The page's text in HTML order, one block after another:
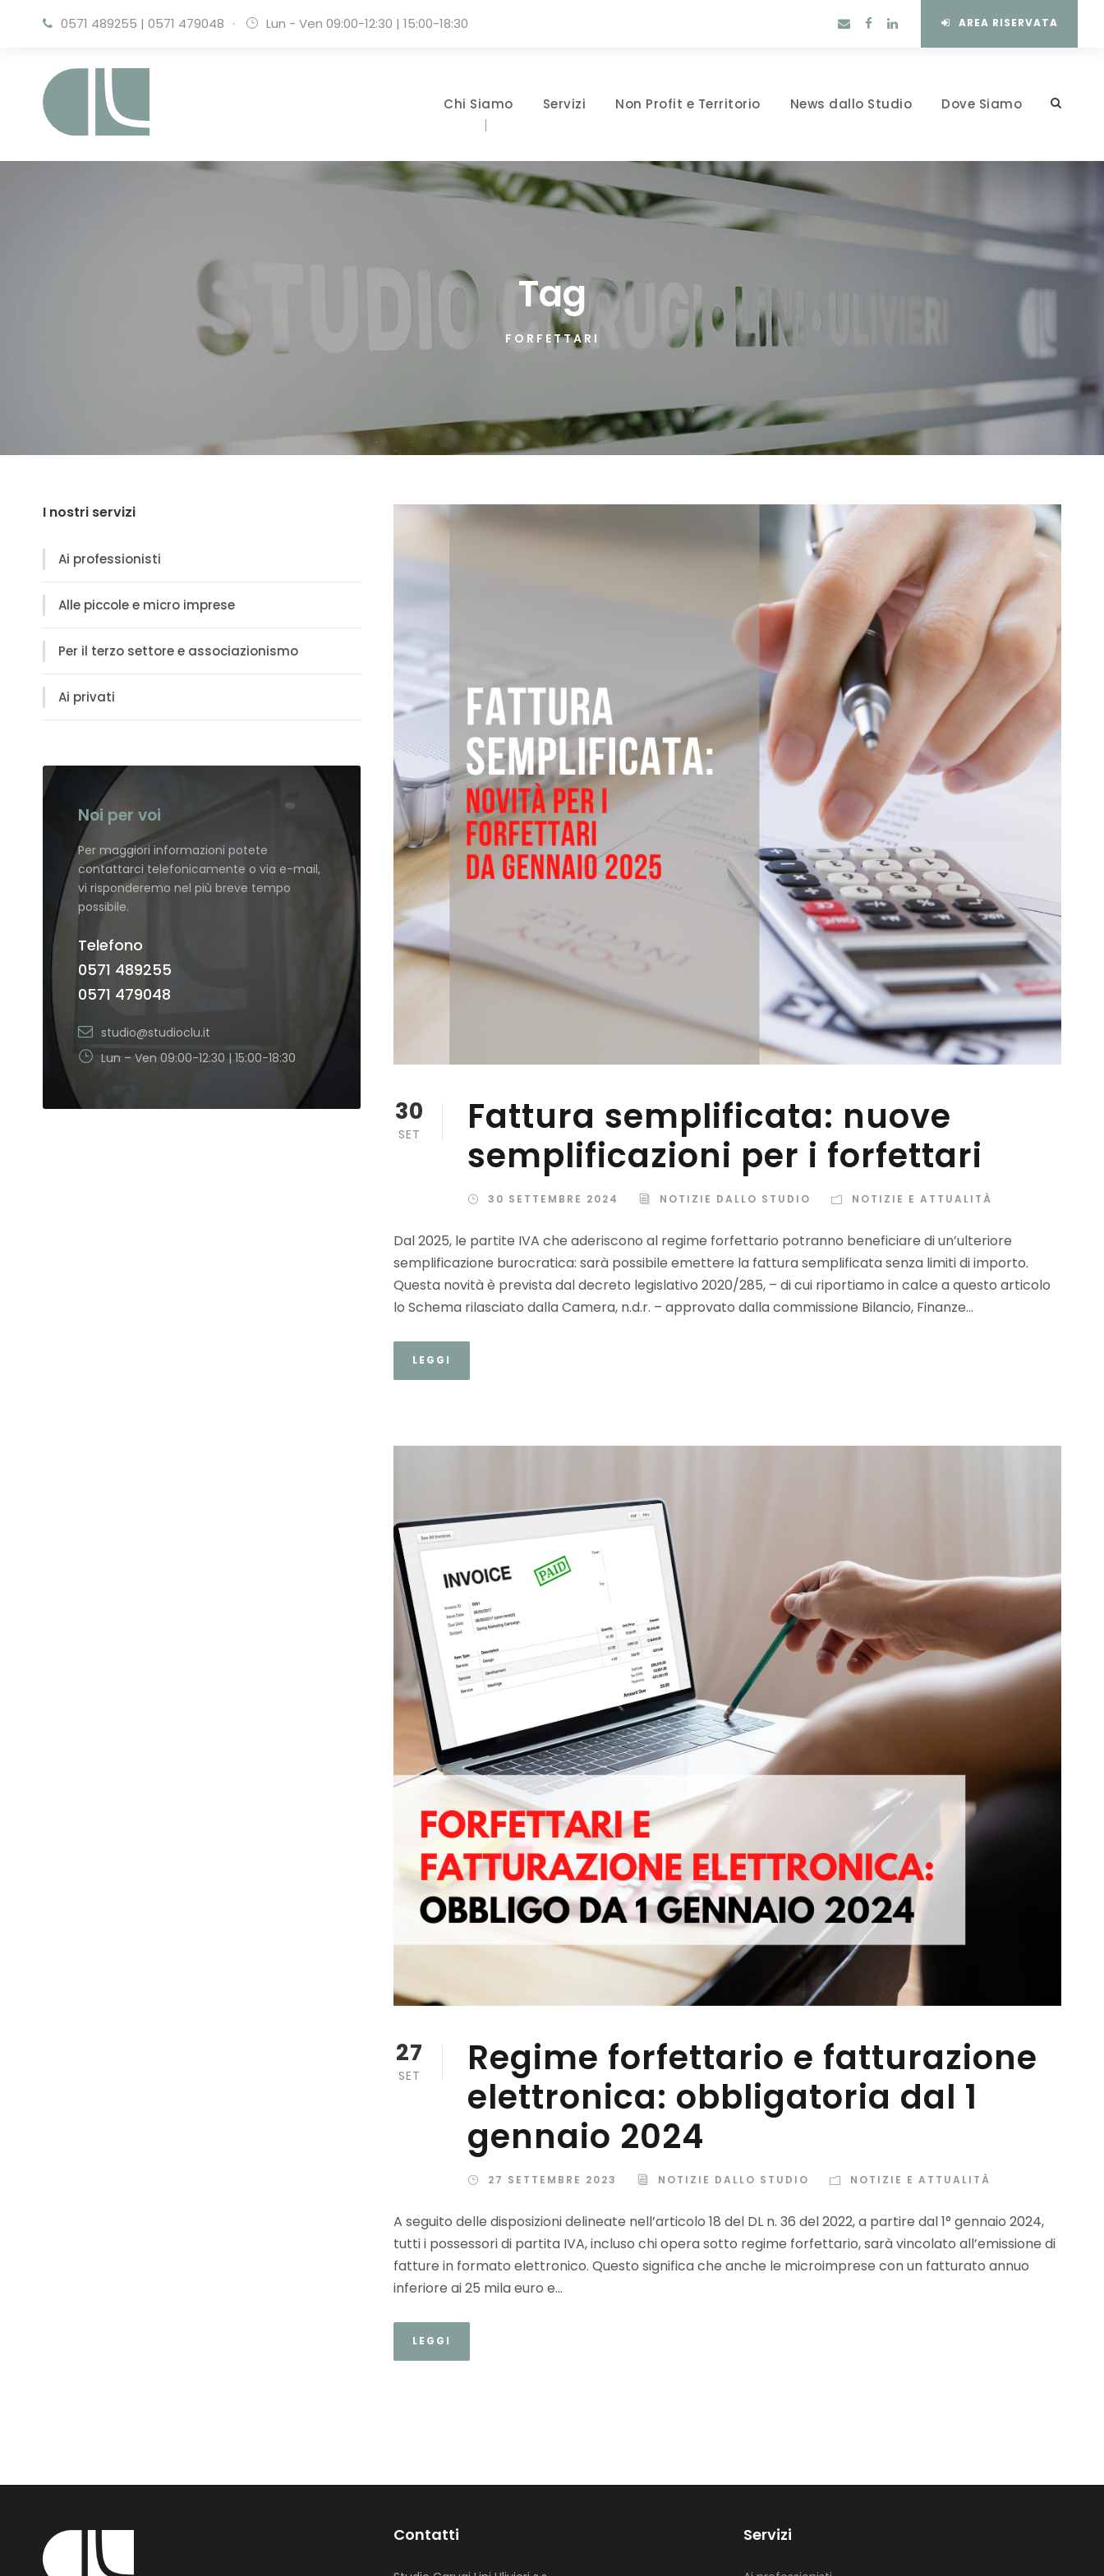
0571 489255 | 0571 479048 · Lun - Ven 09:00-12:30 | 15:00-18:30 AREA RISERVATA
Chi Siamo Servizi Non Profit e Territorio News dallo Studio Dove Siamo
Tag
FORFETTARI
30
SET
Fattura semplificata: nuove
semplificazioni per i forfettari
30 SETTEMBRE 2024 NOTIZIE DALLO STUDIO NOTIZIE E ATTUALITÀ
Dal 2025, le partite IVA che aderiscono al regime forfettario potranno beneficiare di un’ulteriore
semplificazione burocratica: sarà possibile emettere la fattura semplificata senza limiti di importo.
Questa novità è prevista dal decreto legislativo 2020/285, – di cui riportiamo in calce a questo articolo
lo Schema rilasciato dalla Camera, n.d.r. – approvato dalla commissione Bilancio, Finanze...
LEGGI
27
SET
Regime forfettario e fatturazione
elettronica: obbligatoria dal 1
gennaio 2024
27 SETTEMBRE 2023 NOTIZIE DALLO STUDIO NOTIZIE E ATTUALITÀ
A seguito delle disposizioni delineate nell’articolo 18 del DL n. 36 del 2022, a partire dal 1° gennaio 2024,
tutti i possessori di partita IVA, incluso chi opera sotto regime forfettario, sarà vincolato all’emissione di
fatture in formato elettronico. Questo significa che anche le microimprese con un fatturato annuo
inferiore ai 25 mila euro e...
LEGGI
I nostri servizi
Ai professionisti
Alle piccole e micro imprese
Per il terzo settore e associazionismo
Ai privati
Noi per voi
Per maggiori informazioni potete
contattarci telefonicamente o via e-mail,
vi risponderemo nel più breve tempo
possibile.
Telefono
0571 489255
0571 479048
studio@studioclu.it
Lun – Ven 09:00-12:30 | 15:00-18:30
Contatti Servizi